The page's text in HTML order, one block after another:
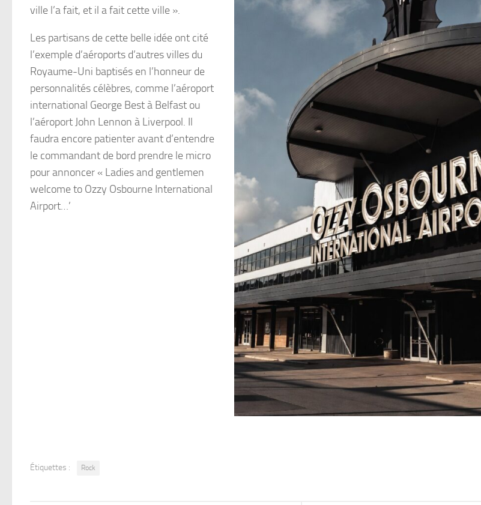
ville l’a fait, et il a fait cette ville ».
Les partisans de cette belle idée ont cité
l’exemple d’aéroports d’autres villes du
Royaume-Uni baptisés en l’honneur de
personnalités célèbres, comme l’aéroport
international George Best à Belfast ou
l’aéroport John Lennon à Liverpool. Il
faudra encore patienter avant d’entendre
le commandant de bord prendre le micro
pour annoncer « Ladies and gentlemen
welcome to Ozzy Osbourne International
Airport…’
Étiquettes : Rock